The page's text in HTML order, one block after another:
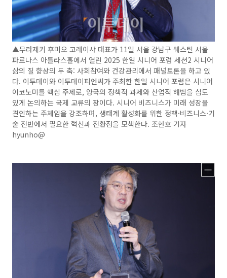
▲무라제키 후미오 고레이샤 대표가 11일 서울 강남구 웨스틴 서울
파르나스 아틀라스홀에서 열린 2025 한일 시니어 포럼 세션2 시니어
삶의 질 향상의 두 축: 사회참여와 건강관리에서 패널토론을 하고 있
다. 이투데이와 이투데이피엔씨가 주최한 한일 시니어 포럼은 시니어
이코노미를 핵심 주제로, 양국의 정책적 과제와 산업적 해법을 심도
있게 논의하는 국제 교류의 장이다. 시니어 비즈니스가 미래 성장을
견인하는 주체임을 강조하며, 생태계 활성화를 위한 정책·비즈니스·기
술 전반에서 필요한 혁신과 전환점을 모색한다. 조현호 기자
hyunho@